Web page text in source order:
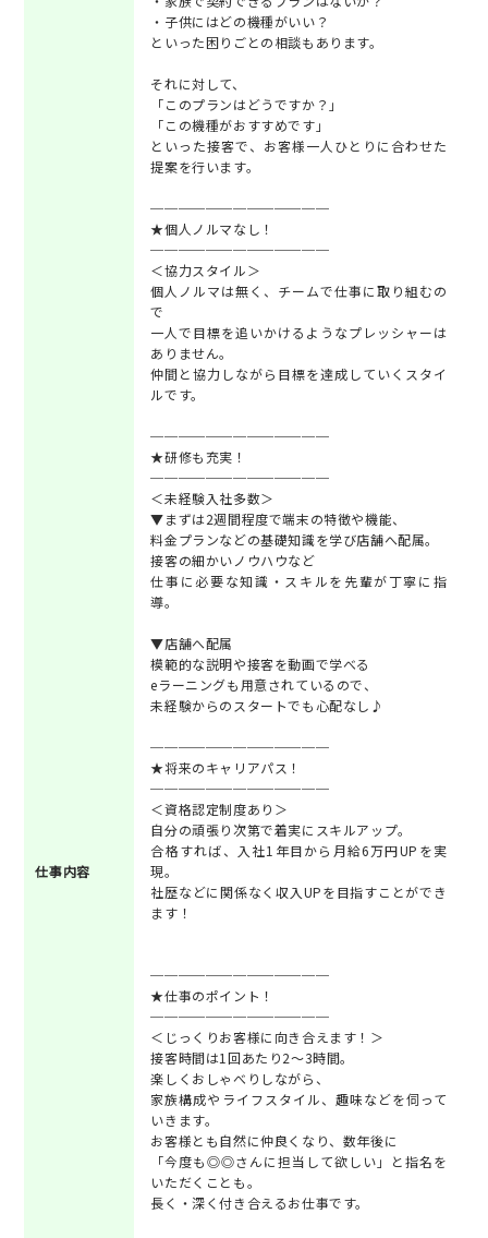
仕事内容
・子供にはどの機種がいい？
といった困りごとの相談もあります。
それに対して、
「このプランはどうですか？」
「この機種がおすすめです」
といった接客で、お客様一人ひとりに合わせた
提案を行います。
─────────────
★個人ノルマなし！
─────────────
＜協力スタイル＞
個人ノルマは無く、チームで仕事に取り組むの
で
一人で目標を追いかけるようなプレッシャーは
ありません。
仲間と協力しながら目標を達成していくスタイ
ルです。
─────────────
★研修も充実！
─────────────
＜未経験入社多数＞
▼まずは2週間程度で端末の特徴や機能、
料金プランなどの基礎知識を学び店舗へ配属。
接客の細かいノウハウなど
仕事に必要な知識・スキルを先輩が丁寧に指
導。
▼店舗へ配属
模範的な説明や接客を動画で学べる
eラーニングも用意されているので、
未経験からのスタートでも心配なし♪
─────────────
★将来のキャリアパス！
─────────────
＜資格認定制度あり＞
自分の頑張り次第で着実にスキルアップ。
合格すれば、入社1年目から月給6万円UPを実
現。
社歴などに関係なく収入UPを目指すことができ
ます！
─────────────
★仕事のポイント！
─────────────
＜じっくりお客様に向き合えます！＞
接客時間は1回あたり2～3時間。
楽しくおしゃべりしながら、
家族構成やライフスタイル、趣味などを伺って
いきます。
お客様とも自然に仲良くなり、数年後に
「今度も◎◎さんに担当して欲しい」と指名を
いただくことも。
長く・深く付き合えるお仕事です。